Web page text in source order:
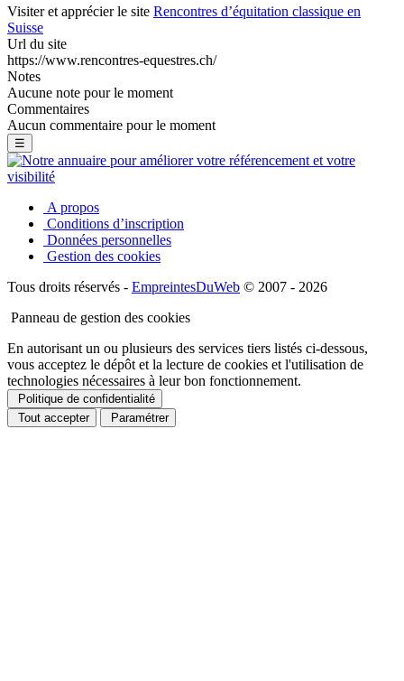
Visiter et apprécier le site Rencontres d’équitation classique en
Suisse
Url du site
https://www.rencontres-equestres.ch/
Notes
Aucune note pour le moment
Commentaires
Aucun commentaire pour le moment
☰
A propos
Conditions d’inscription
Données personnelles
Gestion des cookies
Tous droits réservés - EmpreintesDuWeb © 2007 - 2026
Panneau de gestion des cookies
En autorisant un ou plusieurs des services tiers listés ci-dessous,
vous acceptez le dépôt et la lecture de cookies et l'utilisation de
technologies nécessaires à leur bon fonctionnement.
Politique de confidentialité
Tout accepter
Paramétrer